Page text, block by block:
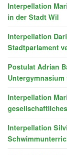
Interpellation
in der Stadt Wil
Interpellation
Stadtparlament
Postulat Adrian
Interpellation
Interpellation